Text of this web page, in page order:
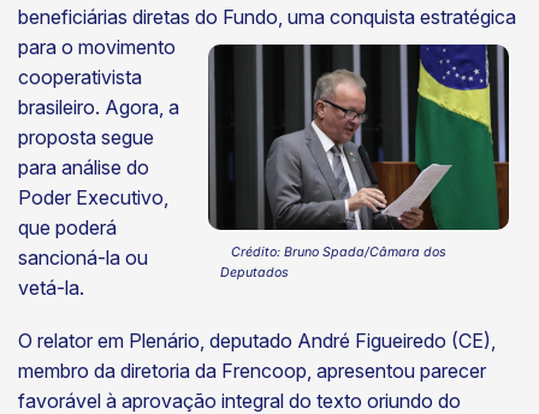
beneficiárias diretas do Fundo, uma conquista estratégica
para o movimento
Crédito: Bruno Spada/Câmara dos
Deputados
cooperativista
brasileiro. Agora, a
proposta segue
para análise do
Poder Executivo,
que poderá
sancioná-la ou
vetá-la.
O relator em Plenário, deputado André Figueiredo (CE),
membro da diretoria da Frencoop, apresentou parecer
favorável à aprovação integral do texto oriundo do